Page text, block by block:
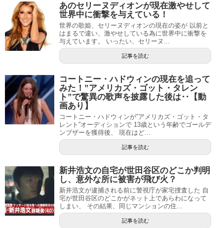
あのセリーヌディオンが現在激やせして
世界中に衝撃を与えている！
世界の歌姫、セリーヌディオンの現在の姿が 以前と
はまるで違い、激やせしている為に世界中に衝撃を
与えています。 いったい、セリーヌ...
記事を読む
コートニー・ハドウィンの現在を追って
みた！”アメリカズ・ゴット・タレン
ト”で驚異の歌声を披露した後は‥【動
画あり】
コートニー・ハドウィンが”アメリカズ・ゴット・タ
レント”オーディションで 13歳という年齢でゴールデ
ンブザーを獲得後、 現在はど...
記事を読む
新井浩文の自宅が世田谷区のどこか判明
し、意外な所に被害が飛び火？
新井浩文が逮捕される前に警視庁が家宅捜査した 自
宅が世田谷区のどこかがネット上であらわになって
しまい、 その結果、同じマンションの住...
記事を読む